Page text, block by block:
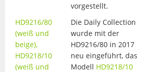
vorgestellt.
HD9216/80
(weiß und
beige),
HD9218/10
(weiß und
Die Daily Collection
wurde mit der
HD9216/80 in 2017
neu eingeführt, das
Modell HD9218/10